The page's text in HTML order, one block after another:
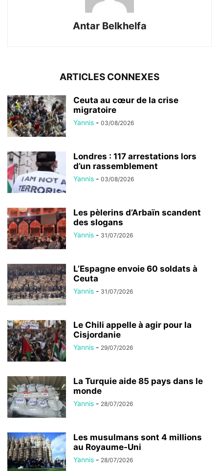
Antar Belkhelfa
ARTICLES CONNEXES
Ceuta au cœur de la crise
migratoire
Yannis - 03/08/2026
Londres : 117 arrestations lors
d’un rassemblement
Yannis - 03/08/2026
Les pèlerins d’Arbaïn scandent
des slogans
Yannis - 31/07/2026
L’Espagne envoie 60 soldats à
Ceuta
Yannis - 31/07/2026
Le Chili appelle à agir pour la
Cisjordanie
Yannis - 29/07/2026
La Turquie aide 85 pays dans le
monde
Yannis - 28/07/2026
Les musulmans sont 4 millions
au Royaume-Uni
Yannis - 28/07/2026